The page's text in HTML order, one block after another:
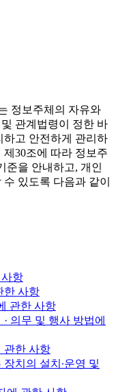
정보주체의 자유와
관계법령이 정한 바
하고 안전하게 관리하
30조에 따라 정보주
준을 안내하고, 개인
있도록 다음과 같이
항
한 사항
관한 사항
의무 및 행사 방법에
관한 사항
치의 설치∙운영 및